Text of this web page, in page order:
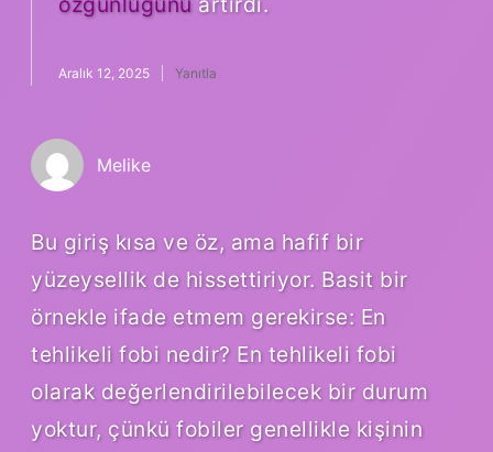
Aralık 12, 2025 Yanıtla
Melike
Bu giriş kısa ve öz, ama hafif bir
yüzeysellik de hissettiriyor. Basit bir
örnekle ifade etmem gerekirse: En
tehlikeli fobi nedir? En tehlikeli fobi
olarak değerlendirilebilecek bir durum
yoktur, çünkü fobiler genellikle kişinin